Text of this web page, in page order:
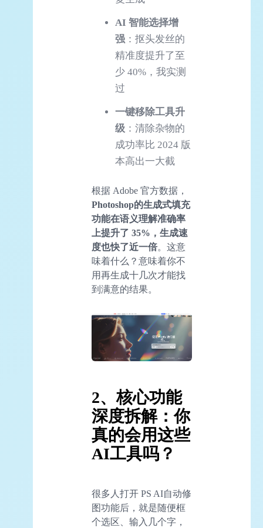
AI 智能选择增
强 ：抠头发丝的
精准度提升了至
少 40%，我实测
过
一键移除工具升
级 ：清除杂物的
成功率比 2024 版
本高出一大截
根据 Adobe 官方数据，
Photoshop的生成式填充
功能在语义理解准确率
上提升了 35%，生成速
度也快了近一倍。这意
味着什么？意味着你不
用再生成十几次才能找
到满意的结果。
2、核心功能
深度拆解：你
真的会用这些
AI工具吗？
很多人打开 PS AI自动修
图功能后，就是随便框
个选区、输入几个字，